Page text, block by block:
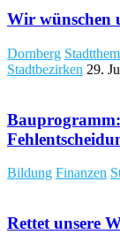
Wir wünschen
Dornberg
Stadtbezirken 29.
Bildung Finanzen
Rettet unsere